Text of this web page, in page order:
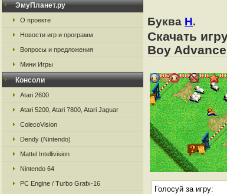
ЭмуПланет.ру
О проекте
Новости игр и программ
Вопросы и предложения
Мини Игры
Консоли
Atari 2600
Atari 5200, Atari 7800, Atari Jaguar
ColecoVision
Dendy (Nintendo)
Mattel Intellivision
Nintendo 64
PC Engine / Turbo Grafx-16
Буква H.
Скачать
Boy
Голосуй за игру: